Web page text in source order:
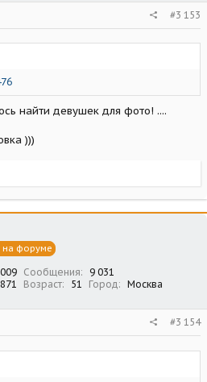
#3 153
найти девушек для фото! ....
)))
на форуме
Сообщения
9 031
Возраст 51 Город
Москва
#3 154